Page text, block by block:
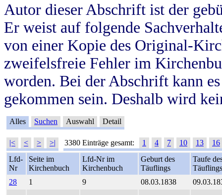
Autor dieser Abschrift ist der
Er weist auf folgende
von einer Kopie des Original-
zweifelsfreie Fehler im
worden. Bei der Abschrift kann
gekommen sein. Deshalb wird
Alles Suchen Auswahl Detail
|< < > >| 3380 Einträge gesamt: 1 4 7 10 13
16
Lfd-
Nr
Seite im
Kirchenbuch
Lfd-Nr im
Kirchenbuch
Geburt des
Täuflings
Taufe
Täuflings
28
1 9 08.03.1838